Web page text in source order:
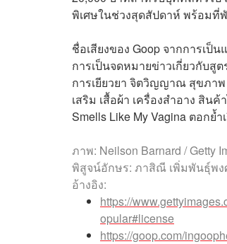
พิเศษในช่วงสุดสัปดาห์ พร้อมที่
ชื่อเสียงของ Goop จากการเ
การเป็นจดหมายข่าวเกี่ยวกับสู
การเยียวยา จิตวิญญาณ สุขภา
เสริม เสื้อผ้า เครื่องสำอาง สิ
Smells Like My Vagina ตอก
ภาพ: Neilson Barnard / Getty
พิสูจน์อักษร: ภาสิณี เพิ่มพันธุ์พง
อ้างอิง:
https://
opular#license
https://goop.com/